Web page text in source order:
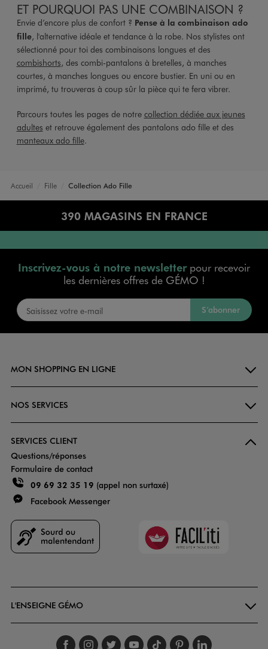
ET POURQUOI PAS UNE COMBINAISON ?
Envie d’encore plus de confort ? Pense à la combinaison ado
fille, l'alternative idéale et tendance à la robe. Nos stylistes ont
sélectionné pour toi des combinaisons longues et des
combishorts, des combi-pantalons à bretelles, à manches
courtes, à manches longues ou encore bustier. En uni ou en
imprimé, tu trouveras à coup sûr la pièce qui te fera vibrer.
Parcours toutes les pages de notre collection dédiée aux jeunes
adultes et retrouve également des pantalons ado fille et des
manteaux ado fille.
Accueil Fille Collection Ado Fille
390 MAGASINS EN FRANCE
Inscrivez-vous à notre newsletterpour recevoir
les dernières offres de GÉMO !
S’abonner
MON SHOPPING EN LIGNE
NOS SERVICES
SERVICES CLIENT
Questions/réponses
Formulaire de contact
09 69 32 35 19 (appel non surtaxé)
Facebook Messenger
Faciliti
L'ENSEIGNE GÉMO